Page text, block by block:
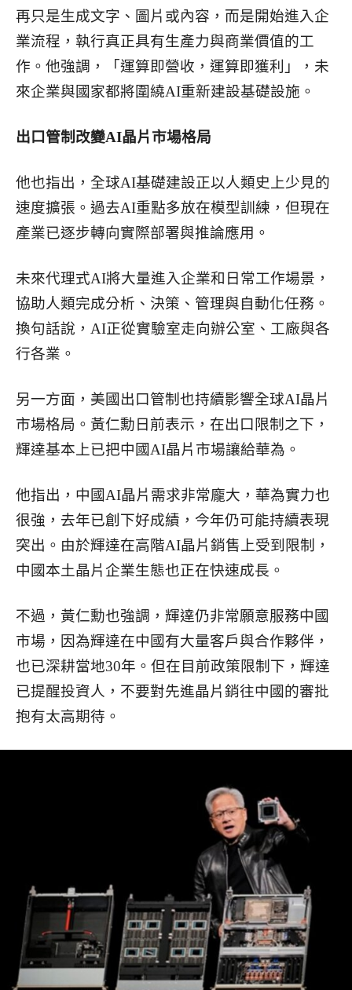
再只是生成文字、圖片或內容，而是開始進入企
業流程，執行真正具有生產力與商業價值的工
作。他強調，「運算即營收，運算即獲利」，未
來企業與國家都將圍繞AI重新建設基礎設施。
出口管制改變AI晶片市場格局
他也指出，全球AI基礎建設正以人類史上少見的
速度擴張。過去AI重點多放在模型訓練，但現在
產業已逐步轉向實際部署與推論應用。
未來代理式AI將大量進入企業和日常工作場景，
協助人類完成分析、決策、管理與自動化任務。
換句話說，AI正從實驗室走向辦公室、工廠與各
行各業。
另一方面，美國出口管制也持續影響全球AI晶片
市場格局。黃仁勳日前表示，在出口限制之下，
輝達基本上已把中國AI晶片市場讓給華為。
他指出，中國AI晶片需求非常龐大，華為實力也
很強，去年已創下好成績，今年仍可能持續表現
突出。由於輝達在高階AI晶片銷售上受到限制，
中國本土晶片企業生態也正在快速成長。
不過，黃仁勳也強調，輝達仍非常願意服務中國
市場，因為輝達在中國有大量客戶與合作夥伴，
也已深耕當地30年。但在目前政策限制下，輝達
已提醒投資人，不要對先進晶片銷往中國的審批
抱有太高期待。